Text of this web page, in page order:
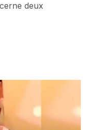
deux